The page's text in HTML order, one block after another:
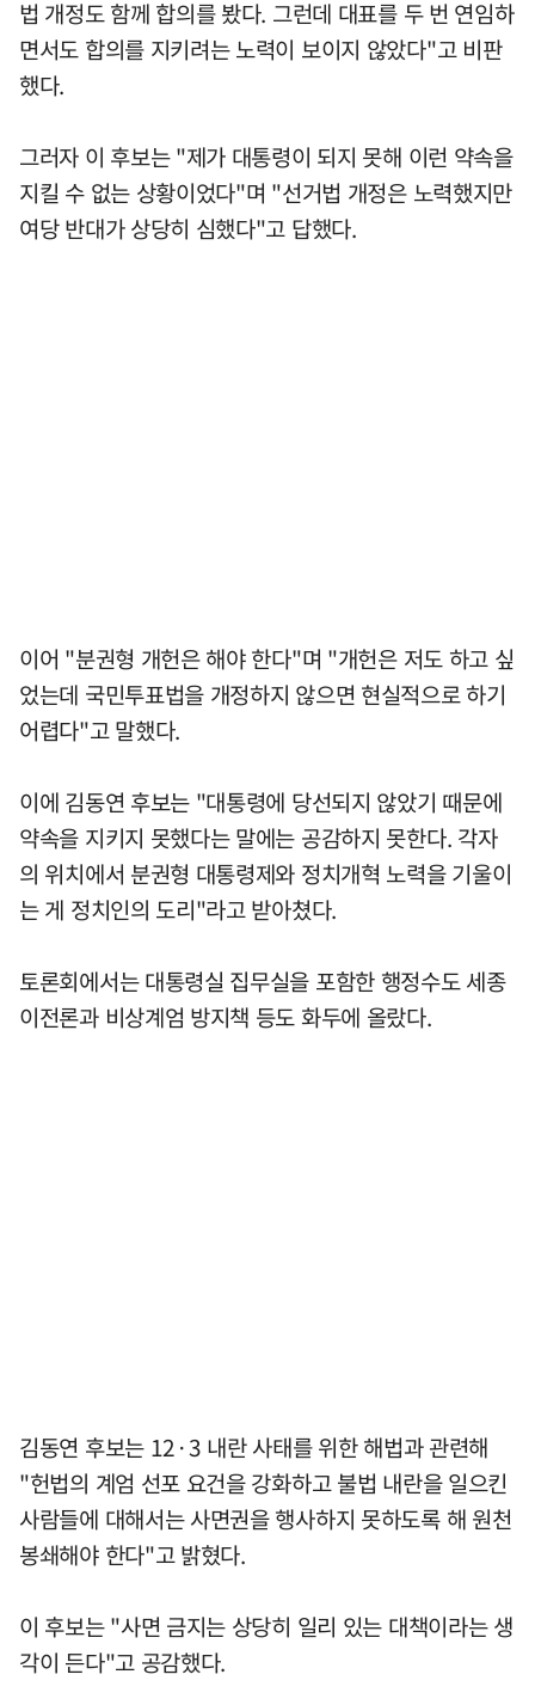
법 개정도 함께 합의를 봤다. 그런데 대표를 두 번 연임하
면서도 합의를 지키려는 노력이 보이지 않았다"고 비판
했다.
그러자 이 후보는 "제가 대통령이 되지 못해 이런 약속을
지킬 수 없는 상황이었다"며 "선거법 개정은 노력했지만
여당 반대가 상당히 심했다"고 답했다.
이어 "분권형 개헌은 해야 한다"며 "개헌은 저도 하고 싶
었는데 국민투표법을 개정하지 않으면 현실적으로 하기
어렵다"고 말했다.
이에 김동연 후보는 "대통령에 당선되지 않았기 때문에
약속을 지키지 못했다는 말에는 공감하지 못한다. 각자
의 위치에서 분권형 대통령제와 정치개혁 노력을 기울이
는 게 정치인의 도리"라고 받아쳤다.
토론회에서는 대통령실 집무실을 포함한 행정수도 세종
이전론과 비상계엄 방지책 등도 화두에 올랐다.
김동연 후보는 12·3 내란 사태를 위한 해법과 관련해
"헌법의 계엄 선포 요건을 강화하고 불법 내란을 일으킨
사람들에 대해서는 사면권을 행사하지 못하도록 해 원천
봉쇄해야 한다"고 밝혔다.
이 후보는 "사면 금지는 상당히 일리 있는 대책이라는 생
각이 든다"고 공감했다.